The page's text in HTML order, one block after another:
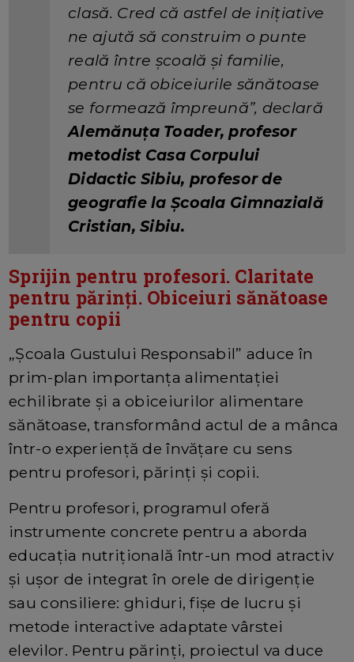
clasă. Cred că astfel de inițiative
ne ajută să construim o punte
reală între școală și familie,
pentru că obiceiurile sănătoase
se formează împreună”, declară
Alemănuța Toader, profesor
metodist Casa Corpului
Didactic Sibiu, profesor de
geografie la Școala Gimnazială
Cristian, Sibiu.
Sprijin pentru profesori. Claritate
pentru părinți. Obiceiuri sănătoase
pentru copii
„Școala Gustului Responsabil” aduce în
prim-plan importanța alimentației
echilibrate și a obiceiurilor alimentare
sănătoase, transformând actul de a mânca
într-o experiență de învățare cu sens
pentru profesori, părinți și copii.
Pentru profesori, programul oferă
instrumente concrete pentru a aborda
educația nutrițională într-un mod atractiv
și ușor de integrat în orele de dirigenție
sau consiliere: ghiduri, fișe de lucru și
metode interactive adaptate vârstei
elevilor. Pentru părinți, proiectul va duce